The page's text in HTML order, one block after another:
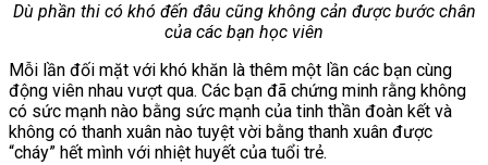
Dù phần thi có khó đến đâu cũng không cản được bước chân
của các bạn học viên
Mỗi lần đối mặt với khó khăn là thêm một lần các bạn cùng
động viên nhau vượt qua. Các bạn đã chứng minh rằng không
có sức mạnh nào bằng sức mạnh của tinh thần đoàn kết và
không có thanh xuân nào tuyệt vời bằng thanh xuân được
“cháy” hết mình với nhiệt huyết của tuổi trẻ.